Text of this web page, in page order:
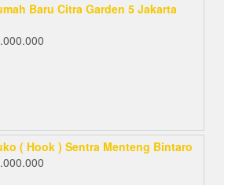
Baru Citra Garden 5 Jakarta
( Hook ) Sentra Menteng Bintaro